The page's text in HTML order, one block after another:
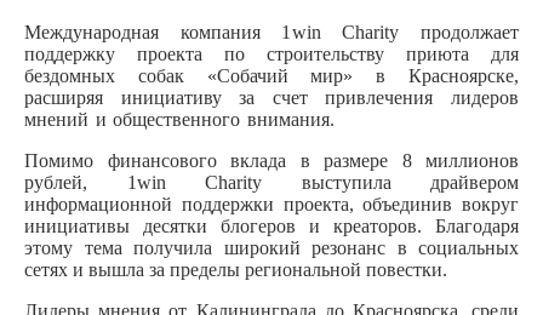
Международная компания 1 win Charity продолжает
поддержку проекта по строительству приюта для
бездомных собак «Собачий мир» в Красноярске,
расширяя инициативу за счет привлечения лидеров
мнений и общественного внимания.
Помимо финансового вклада в размере 8 миллионов
рублей, 1win Charity выступила драйвером
информационной поддержки проекта, объединив вокруг
инициативы десятки блогеров и креаторов. Благодаря
этому тема получила широкий резонанс в социальных
сетях и вышла за пределы региональной повестки.